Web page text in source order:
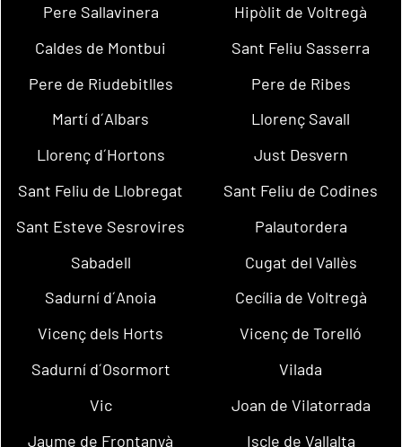
Pere Sallavinera
Hipòlit de Voltregà
Caldes de Montbui
Sant Feliu Sasserra
Pere de Riudebitlles
Pere de Ribes
Martí d´Albars
Llorenç Savall
Llorenç d´Hortons
Just Desvern
Sant Feliu de Llobregat
Sant Feliu de Codines
Sant Esteve Sesrovires
Palautordera
Sabadell
Cugat del Vallès
Sadurní d´Anoia
Cecília de Voltregà
Vicenç dels Horts
Vicenç de Torelló
Sadurní d´Osormort
Vilada
Vic
Joan de Vilatorrada
Jaume de Frontanyà
Iscle de Vallalta